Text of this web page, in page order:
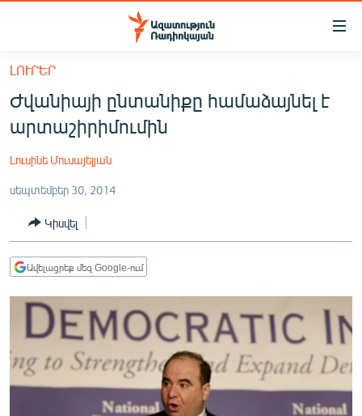
Մատչելիության
հիմնական
բովանդակությանը
հիմնական
մենյուին
ՀԱՅԱՍՏԱՆ
ՔԱՂԱՔԱԿԱՆ
ԸՆՏՐՈՒԹՅՈՒՆՆԵՐ 2026
ԻՐԱՎՈՒՆՔ
ՀԱՍԱՐԱԿՈՒԹՅՈՒՆ
ՏՆՏԵՍՈՒԹՅՈՒՆ
ՊԱՏԵՐԱԶՄԻ 6 ՇԱԲԱԹՆԵՐԸ
ՄԻՋԱԶԳԱՅԻՆ
ԼՈՒՐԵՐ
Ժվանիայի ընտանիքը համաձայնել է
արտաշիրիմումին
Լուսինե Մուսայելյան
սեպտեմբեր 30, 2014
Կիսվել
Ավելացրեք մեզ Google-ում